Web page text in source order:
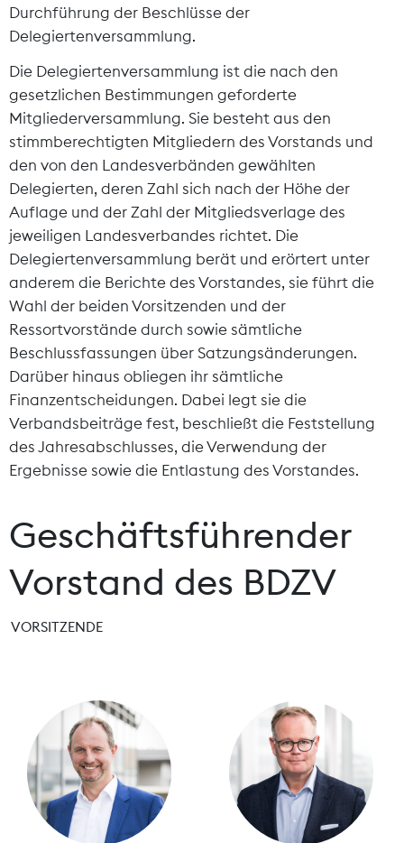
Durchführung der Beschlüsse der
Delegiertenversammlung.
Die Delegiertenversammlung ist die nach den
gesetzlichen Bestimmungen geforderte
Mitgliederversammlung. Sie besteht aus den
stimmberechtigten Mitgliedern des Vorstands und
den von den Landesverbänden gewählten
Delegierten, deren Zahl sich nach der Höhe der
Auflage und der Zahl der Mitgliedsverlage des
jeweiligen Landesverbandes richtet. Die
Delegiertenversammlung berät und erörtert unter
anderem die Berichte des Vorstandes, sie führt die
Wahl der beiden Vorsitzenden und der
Ressortvorstände durch sowie sämtliche
Beschlussfassungen über Satzungsänderungen.
Darüber hinaus obliegen ihr sämtliche
Finanzentscheidungen. Dabei legt sie die
Verbandsbeiträge fest, beschließt die Feststellung
des Jahresabschlusses, die Verwendung der
Ergebnisse sowie die Entlastung des Vorstandes.
Geschäftsführender
Vorstand des BDZV
VORSITZENDE